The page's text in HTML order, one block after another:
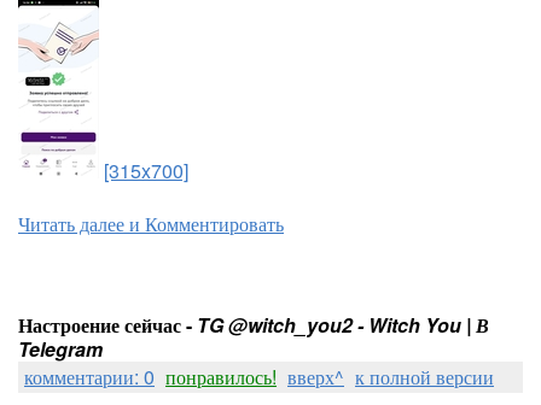
[315x700]
Читать далее и Комментировать
Настроение сейчас - TG @witch_you2 - Witch You | В
Telegram
комментарии: 0 понравилось! вверх^ к полной версии